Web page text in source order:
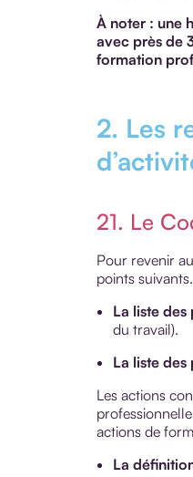
À noter : une
avec près de
formation
2. Les
21. Le
Pour revenir
points suivants.
La liste
du travail).
La liste
Les actions
actions de
La